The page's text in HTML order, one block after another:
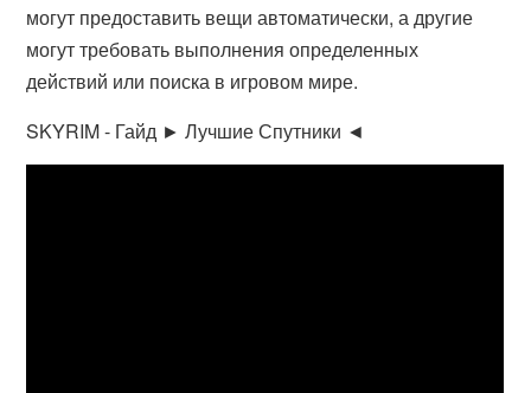
могут предоставить вещи автоматически, а другие
могут требовать выполнения определенных
действий или поиска в игровом мире.
SKYRIM - Гайд ► Лучшие Спутники ◄